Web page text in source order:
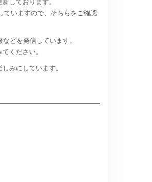
ていますので、そちらをご確認
どを発信しています。
ください。
みにしています。